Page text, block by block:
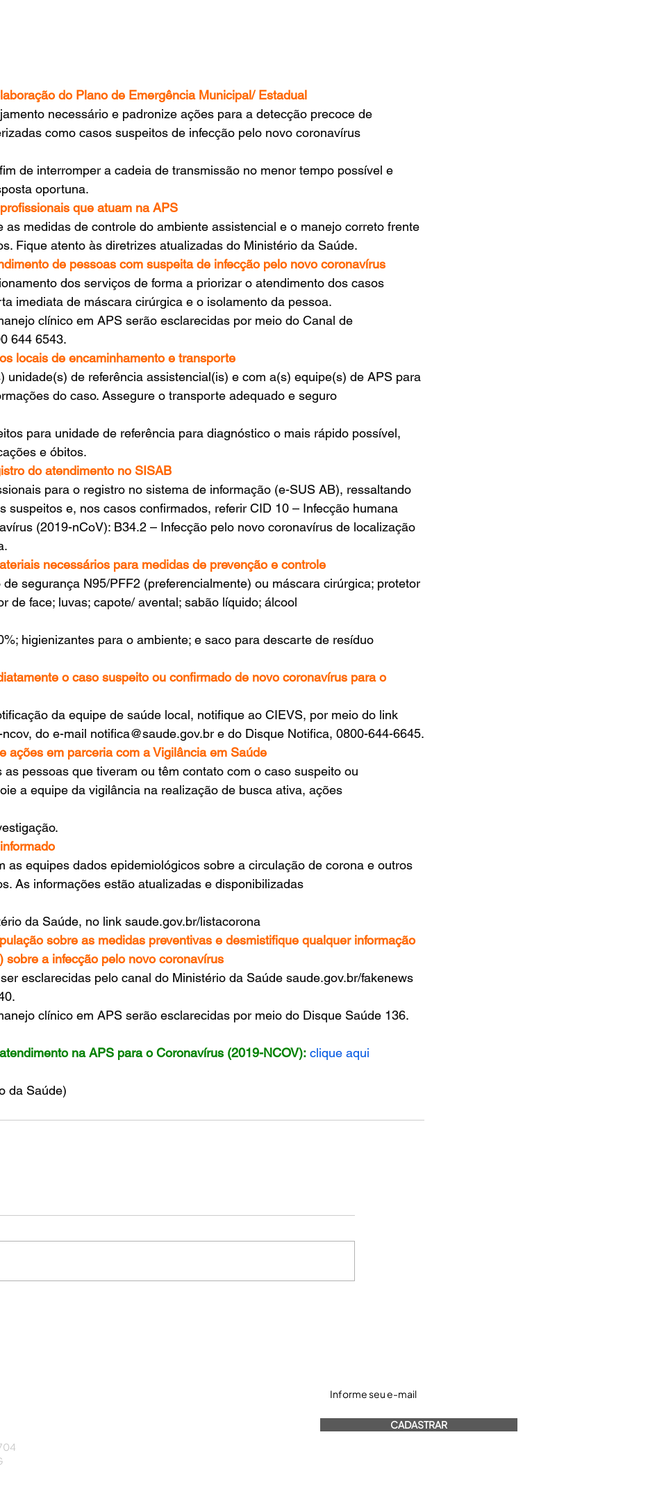
do Plano de Emergência Municipal/ Estadual
necessário e padronize ações para a detecção precoce de
como casos suspeitos de infecção pelo novo coronavírus
de interromper a cadeia de transmissão no menor tempo possível e
oportuna.
que atuam na APS
as medidas de controle do ambiente assistencial e o manejo correto frente
Fique atento às diretrizes atualizadas do Ministério da Saúde.
de pessoas com suspeita de infecção pelo novo coronavírus
dos serviços de forma a priorizar o atendimento dos casos
imediata de máscara cirúrgica e o isolamento da pessoa.
clínico em APS serão esclarecidas por meio do Canal de
644 6543.
locais de encaminhamento e transporte
unidade(s) de referência assistencial(is) e com a(s) equipe(s) de APS para
do caso. Assegure o transporte adequado e seguro
para unidade de referência para diagnóstico o mais rápido possível,
e óbitos.
do atendimento no SISAB
para o registro no sistema de informação (e-SUS AB), ressaltando
suspeitos e, nos casos confirmados, referir CID 10 – Infecção humana
(2019-nCoV): B34.2 – Infecção pelo novo coronavírus de localização
necessários para medidas de prevenção e controle
segurança N95/PFF2 (preferencialmente) ou máscara cirúrgica; protetor
de face; luvas; capote/ avental; sabão líquido; álcool
higienizantes para o ambiente; e saco para descarte de resíduo
o caso suspeito ou confirmado de novo coronavírus para o
da equipe de saúde local, notifique ao CIEVS, por meio do link
do e-mail notifica@saude.gov.br e do Disque Notifica, 0800-644-6645.
ações em parceria com a Vigilância em Saúde
as pessoas que tiveram ou têm contato com o caso suspeito ou
a equipe da vigilância na realização de busca ativa, ações
as equipes dados epidemiológicos sobre a circulação de corona e outros
As informações estão atualizadas e disponibilizadas
da Saúde, no link saude.gov.br/listacorona
sobre as medidas preventivas e desmistifique qualquer informação
sobre a infecção pelo novo coronavírus
esclarecidas pelo canal do Ministério da Saúde saude.gov.br/fakenews
clínico em APS serão esclarecidas por meio do Disque Saúde 136.
na APS para o Coronavírus (2019-NCOV): clique aqui
da Saúde)
CADASTRAR